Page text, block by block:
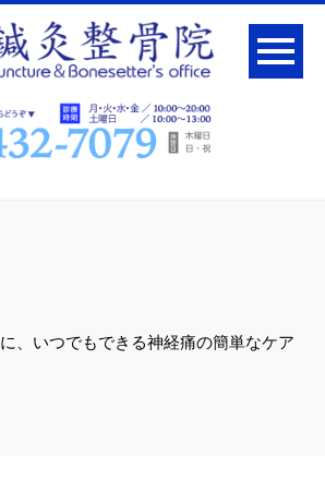
、いつでもできる神経痛の簡単なケア